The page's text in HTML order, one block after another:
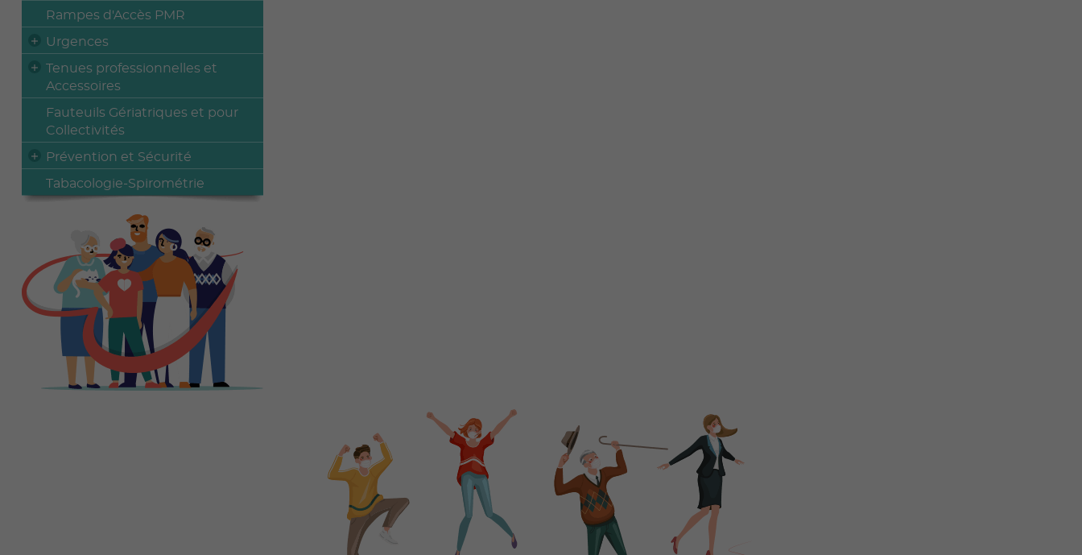
Rampes d'Accès PMR
Urgences
Tenues professionnelles et
Accessoires
Fauteuils Gériatriques et pour
Collectivités
Prévention et Sécurité
Tabacologie-Spirométrie